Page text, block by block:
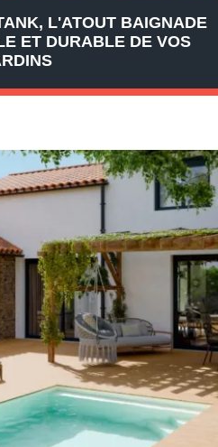
L'ATOUT BAIGNADE
ET DURABLE DE VOS